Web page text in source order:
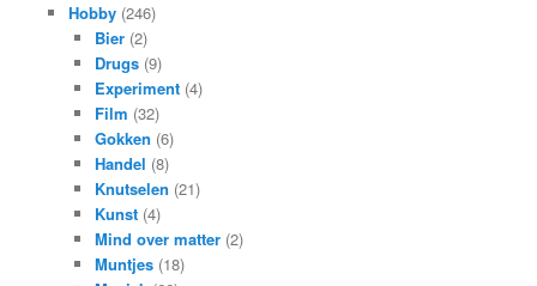
Hobby(246)
Bier (2)
Drugs (9)
Experiment (4)
Film (32)
Gokken (6)
Handel (8)
Knutselen (21)
Kunst (4)
Mind over matter (2)
Muntjes (18)